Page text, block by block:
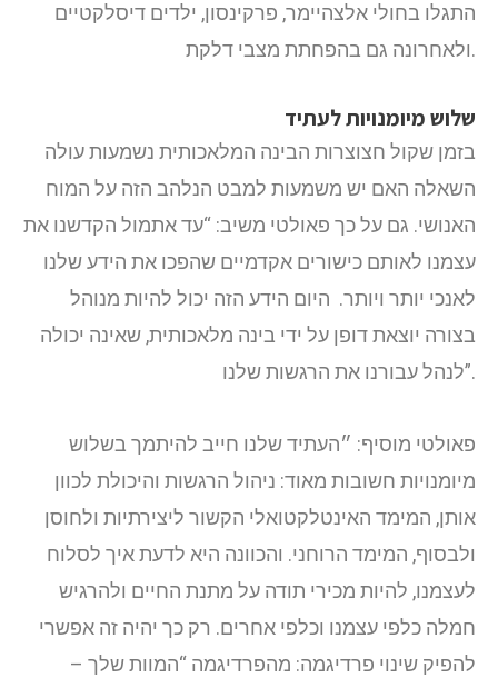
התגלו בחולי אלצהיימר, פרקינסון, ילדים דיסלקטיים
ולאחרונה גם בהפחתת מצבי דלקת.
שלוש מיומנויות לעתיד
בזמן שקול חצוצרות הבינה המלאכותית נשמעותעולה
השאלה האם יש משמעות למבט הנלהב הזה על המוח
האנושי. גם על כך פאולטי משיב: “עד אתמול הקדשנו את
עצמנו לאותם כישורים אקדמיים שהפכו את הידע שלנו
לאנכי יותר ויותר. היום הידע הזה יכול להיות מנוהל
בצורה יוצאת דופן על ידי בינה מלאכותית, שאינה יכולה
לנהל עבורנו את הרגשות שלנו”.
פאולטי מוסיף: ״העתיד שלנו חייב להיתמך בשלוש
מיומנויות חשובות מאוד: ניהול הרגשות והיכולת לכוון
אותן, המימד האינטלקטואלי הקשור ליצירתיות ולחוסן
ולבסוף, המימד הרוחני. והכוונה היא לדעת איך לסלוח
לעצמנו, להיות מכירי תודה על מתנת החיים ולהרגיש
חמלה כלפי עצמנו וכלפי אחרים. רק כך יהיה זה אפשרי
להפיק שינוי פרדיגמה: מהפרדיגמה “המוות שלך –